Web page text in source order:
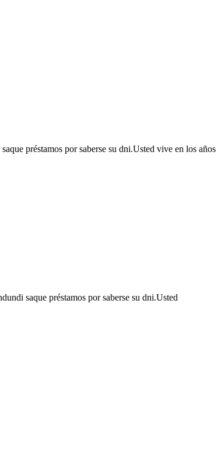
préstamos por saberse su dni.Usted vive en los años
saque préstamos por saberse su dni.Usted